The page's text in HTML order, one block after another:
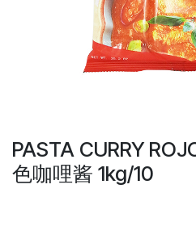
PASTA CURRY
色咖哩酱 1kg/10